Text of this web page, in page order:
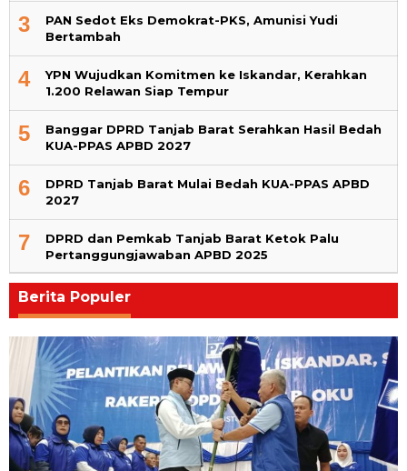
3
PAN Sedot Eks Demokrat-PKS, Amunisi Yudi
Bertambah
4
YPN Wujudkan Komitmen ke Iskandar, Kerahkan
1.200 Relawan Siap Tempur
5
Banggar DPRD Tanjab Barat Serahkan Hasil Bedah
KUA-PPAS APBD 2027
6
DPRD Tanjab Barat Mulai Bedah KUA-PPAS APBD
2027
7
DPRD dan Pemkab Tanjab Barat Ketok Palu
Pertanggungjawaban APBD 2025
Berita Populer